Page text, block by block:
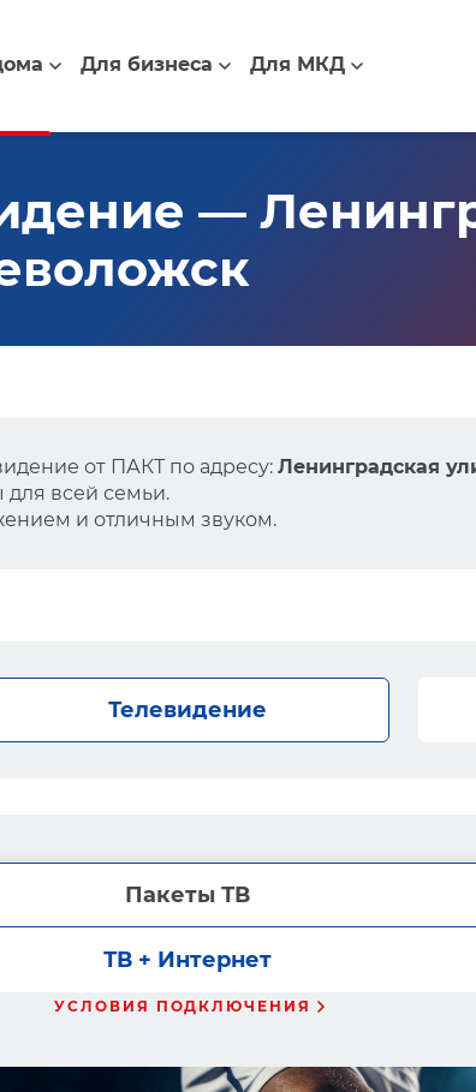
Для бизнеса Для МКД
—
от ПАКТ по адресу: Ленинградская
всей семьи.
и отличным звуком.
Телевидение
Пакеты ТВ
ТВ + Интернет
УСЛОВИЯ ПОДКЛЮЧЕНИЯ